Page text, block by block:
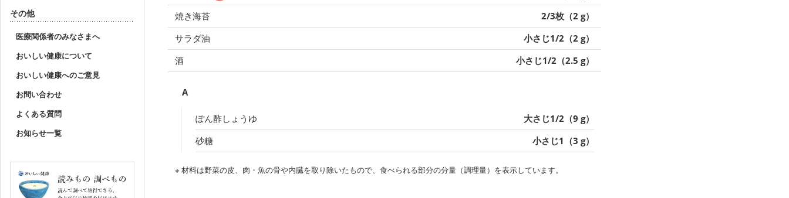
その他
医療関係者のみなさまへ
おいしい健康について
おいしい健康へのご意見
お問い合わせ
よくある質問
お知らせ一覧
焼き海苔
2/3枚（2 g）
サラダ油
小さじ1/2（2 g）
酒
小さじ1/2（2.5 g）
A
ぽん酢しょうゆ
大さじ1/2（9 g）
砂糖
小さじ1（3 g）
※ 材料は野菜の皮、肉・魚の骨や内臓を取り除いたもので、食べられる部分の分量（調理量）を表示しています。